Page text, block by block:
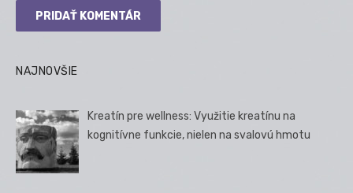
NAJNOVŠIE
Kreatín pre wellness: Využitie kreatínu na
kognitívne funkcie, nielen na svalovú hmotu